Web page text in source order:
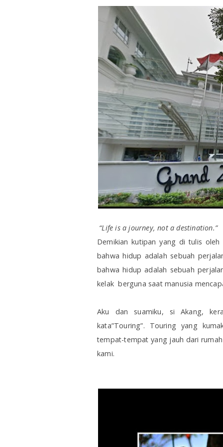
“Life is a journey, not a destination.”
Demikian kutipan yang di tulis
bahwa hidup adalah sebuah
bahwa hidup adalah sebuah
kelak berguna saat manusia
Aku dan suamiku, si Akang,
kata”Touring”. Touring yang
tempat-tempat yang jauh dari
kami.